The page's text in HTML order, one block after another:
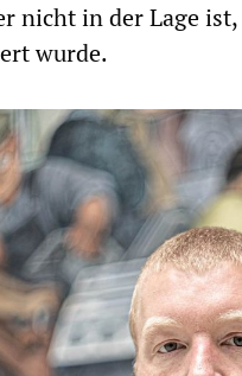
nicht in der Lage
wurde.